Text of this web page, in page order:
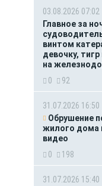
03.08.2026 07:02
Главное за
винтом
девочку, тигр
на
0
92
31.07.2026 16:50
Обрушение
жилого дома
видео
0
198
31.07.2026 15:40